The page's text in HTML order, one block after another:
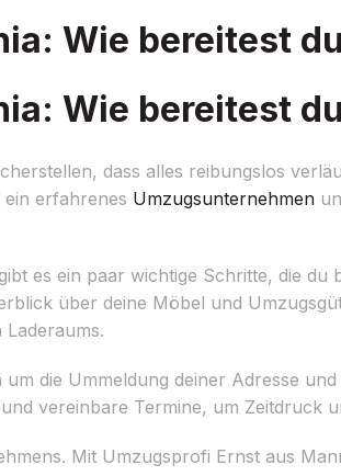
Wie bereitest
Wie bereitest
dass alles reibungslos
erfahrenes Umzugsunternehmen
es ein paar wichtige Schritte, die du
über deine Möbel und
die Ummeldung deiner Adresse
vereinbare Termine, um Zeitdruck
Mit Umzugsprofi Ernst aus